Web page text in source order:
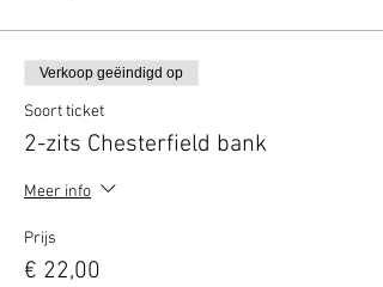
Verkoop geëindigd op
Soort ticket
2-zits Chesterfield bank
Meer info
Prijs
€ 22,00